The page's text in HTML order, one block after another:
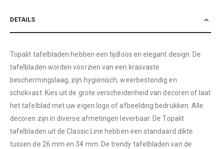
DETAILS
Topalit tafelbladen hebben een tijdloos en elegant design. De
tafelbladen worden voorzien van een krasvaste
beschermingslaag, zijn hygiënisch, weerbestendig en
schokvast. Kies uit de grote verscheidenheid van decoren of laat
het tafelblad met uw eigen logo of afbeelding bedrukken. Alle
decoren zijn in diverse afmetingen leverbaar. De Topalit
tafelbladen uit de Classic Line hebben een standaard dikte
tussen de 26 mm en 34 mm. De trendy tafelbladen van de